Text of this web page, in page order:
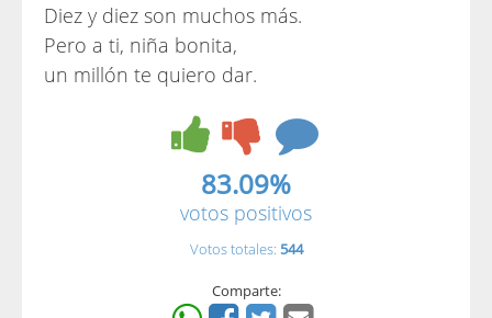
Diez y diez son muchos más.
Pero a ti, niña bonita,
un millón te quiero dar.
83.09%
votos positivos
Votos totales: 544
Comparte: